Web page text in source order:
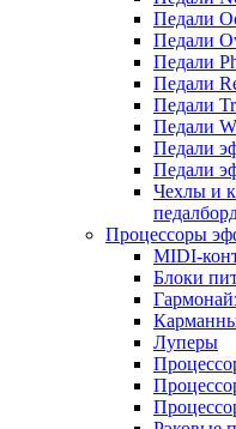
Педали
Педали
Педали
Педали
Педали
Педали
Педали
Педали
Чехлы и
Процессоры
MIDI-
Блоки
Луперы